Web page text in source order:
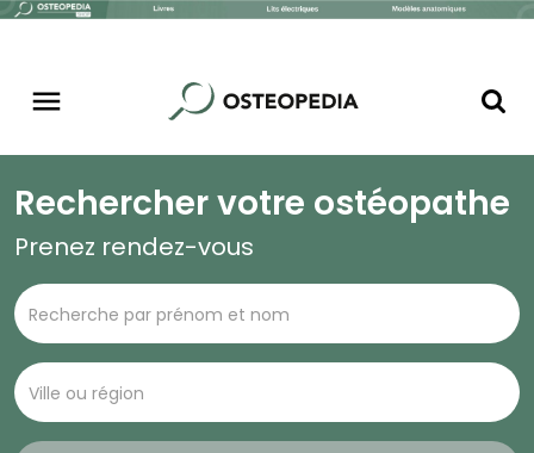
Rechercher votre ostéopathe
Prenez rendez-vous